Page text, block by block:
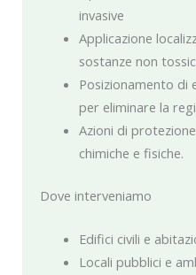
invasive
Applicazione
sostanze non
Posizionamento di
per eliminare la
Azioni di
chimiche e fisiche.
Dove interveniamo
Edifici civili e
Locali pubblici e